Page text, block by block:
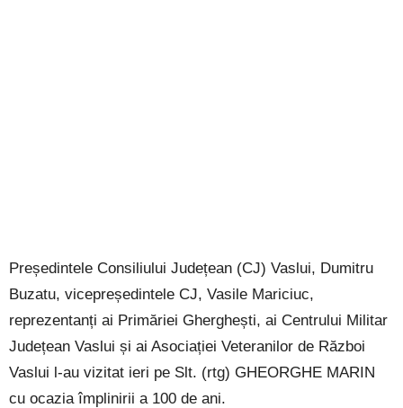
Președintele Consiliului Județean (CJ) Vaslui, Dumitru
Buzatu, vicepreședintele CJ, Vasile Mariciuc,
reprezentanți ai Primăriei Gherghești, ai Centrului Militar
Județean Vaslui și ai Asociației Veteranilor de Război
Vaslui l-au vizitat ieri pe Slt. (rtg) GHEORGHE MARIN
cu ocazia împlinirii a 100 de ani.